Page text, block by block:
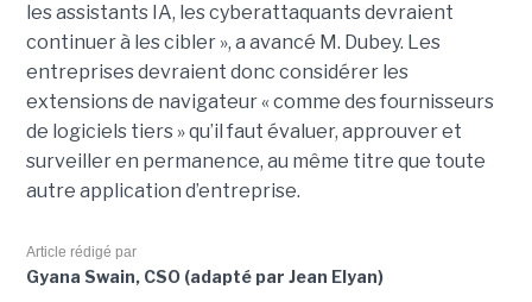
les assistants IA, les cyberattaquants devraient
continuer à les cibler », a avancé M. Dubey. Les
entreprises devraient donc considérer les
extensions de navigateur « comme des fournisseurs
de logiciels tiers » qu’il faut évaluer, approuver et
surveiller en permanence, au même titre que toute
autre application d’entreprise.
Article rédigé par
Gyana Swain, CSO (adapté par Jean Elyan)